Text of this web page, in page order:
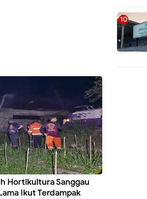
Hortikultura Sanggau
Ikut Terdampak